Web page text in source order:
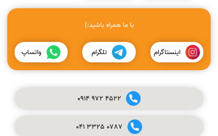
با ما همراه باشید:)
اینستاگرام تلگرام واتساپ
0914972 4522
041 3325 0787